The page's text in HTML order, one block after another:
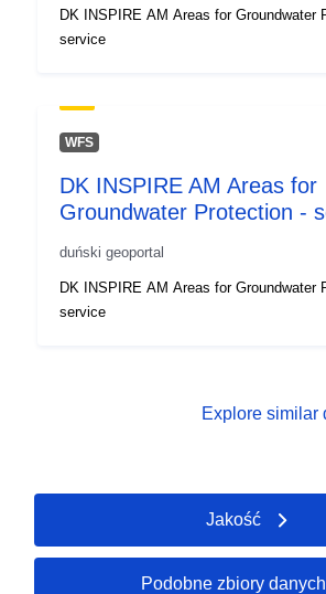
DK INSPIRE AM Areas for Groundwater
service
WFS
DK INSPIRE AM Areas for
Groundwater Protection -
duński geoportal
DK INSPIRE AM Areas for Groundwater
service
Explore similar
Jakość
Podobne zbiory danych